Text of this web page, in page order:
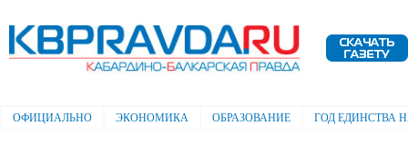
Электронная газета "Кабардино-
Балкарская правда"
Главное меню
ОФИЦИАЛЬНО ЭКОНОМИКА ОБРАЗОВАНИЕ ГОД ЕДИНСТВА